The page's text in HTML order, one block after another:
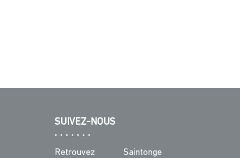
SUIVEZ-NOUS
Retrouvez Saintonge